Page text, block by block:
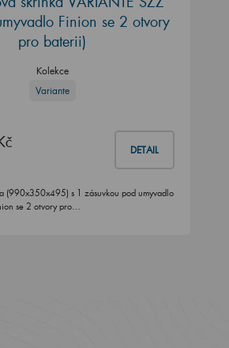
Finion se 2 otvory
pro baterii)
Kolekce
Variante
DETAIL
(990x350x495) s 1 zásuvkou pod umyvadlo
se 2 otvory pro…